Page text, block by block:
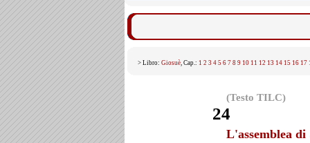
> Libro: Giosuè, Cap.: 1 2 3 4 5 6 7 8 9 10 11 12 13 14 15 16 17
(Testo TILC)
24
L'assemblea di